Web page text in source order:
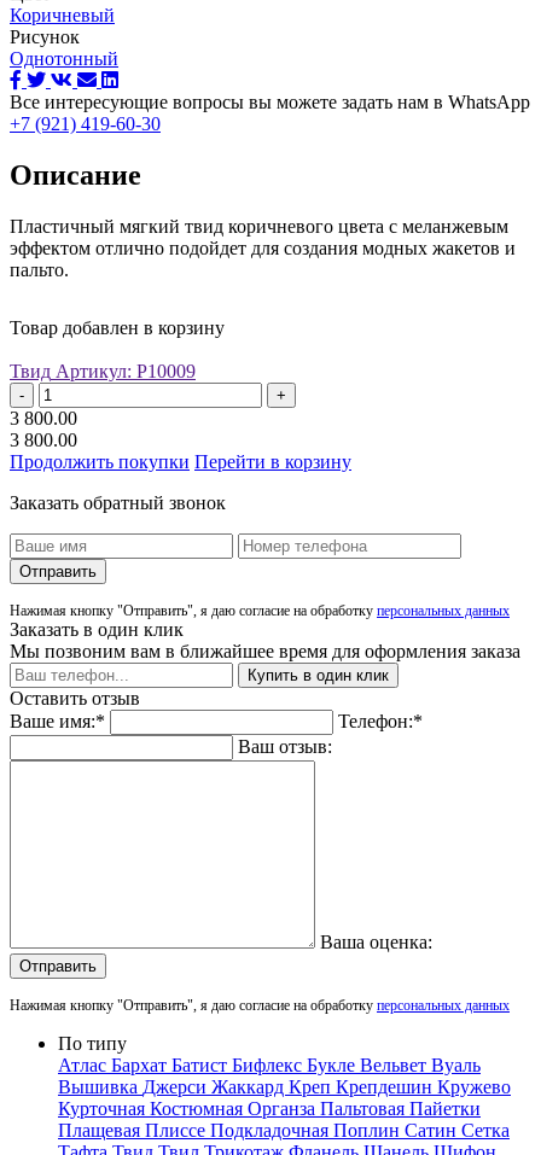
Коричневый
Рисунок
Однотонный
Все интересующие вопросы вы можете задать нам в WhatsApp
+7 (921) 419-60-30
Описание
Пластичный мягкий твид коричневого цвета с меланжевым
эффектом отлично подойдет для создания модных жакетов и
пальто.
Товар добавлен в корзину
Твид Артикул: Р10009
- +
3 800.00
3 800.00
Продолжить покупки Перейти в корзину
Заказать обратный звонок
Отправить
Нажимая кнопку "Отправить", я даю согласие на обработку персональных данных
Заказать в один клик
Мы позвоним вам в ближайшее время для оформления заказа
Купить в один клик
Оставить отзыв
Ваше имя:*
Телефон:*
Ваш отзыв:
Ваша оценка:
Отправить
Нажимая кнопку "Отправить", я даю согласие на обработку персональных данных
По типу
Атлас Бархат Батист Бифлекс Букле Вельвет Вуаль
Вышивка Джерси Жаккард Креп Крепдешин Кружево
Курточная Костюмная Органза Пальтовая Пайетки
Плащевая Плиссе Подкладочная Поплин Сатин Сетка